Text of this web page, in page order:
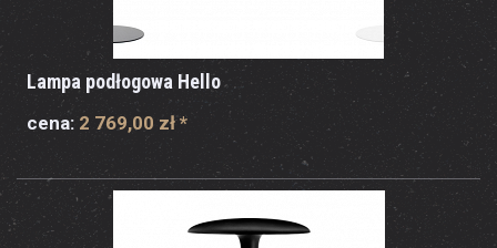
Lampa podłogowa Hello
cena: 2 769,00 zł*